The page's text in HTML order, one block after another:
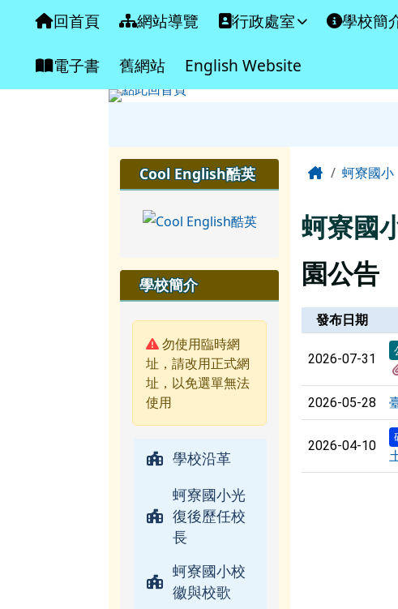
跳至主內容區
臺南市北門區蚵寮國民小學
導覽列回首頁 網站導覽 行政處室 學校簡
電子書 舊網站 English Website
左邊區域內容
Cool English酷英
學校簡介
警告:
勿使用臨時網
址，請改用正式網
址，以免選單無法
使用
學校沿革
蚵寮國小光
復後歷任校
長
蚵寮國小校
徽與校歌
主內容
Home蚵寮國小
蚵寮國
園公告
新聞列表
發布日期
2026-07-31
2026-05-28
2026-04-10